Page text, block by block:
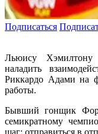
Подписаться
Льюису Хэмилтону
наладить
Риккардо Адами на
работы.
Бывший гонщик
семикратному